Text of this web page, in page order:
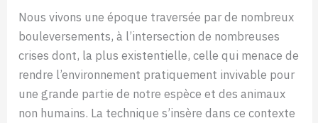
Nous vivons une époque traversée par de nombreux
bouleversements, à l’intersection de nombreuses
crises dont, la plus existentielle, celle qui menace de
rendre l’environnement pratiquement invivable pour
une grande partie de notre espèce et des animaux
non humains. La technique s’insère dans ce contexte